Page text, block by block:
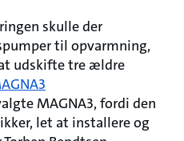
skulle der
til opvarmning,
udskifte tre ældre
MAGNA3, fordi den
let at installere og